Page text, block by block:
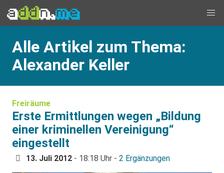
Alle Artikel zum Thema:
Alexander Keller
Freiräume
Erste Ermittlungen wegen „Bildung
einer kriminellen Vereinigung“
eingestellt
13. Juli 2012 - 18:18 Uhr - 2 Ergänzungen